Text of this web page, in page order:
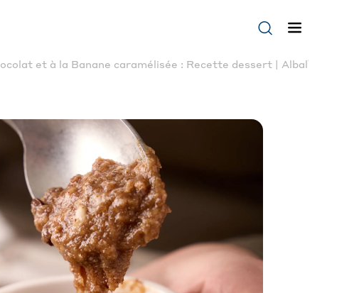
et à la Banane caramélisée : Recette dessert | Albal ®